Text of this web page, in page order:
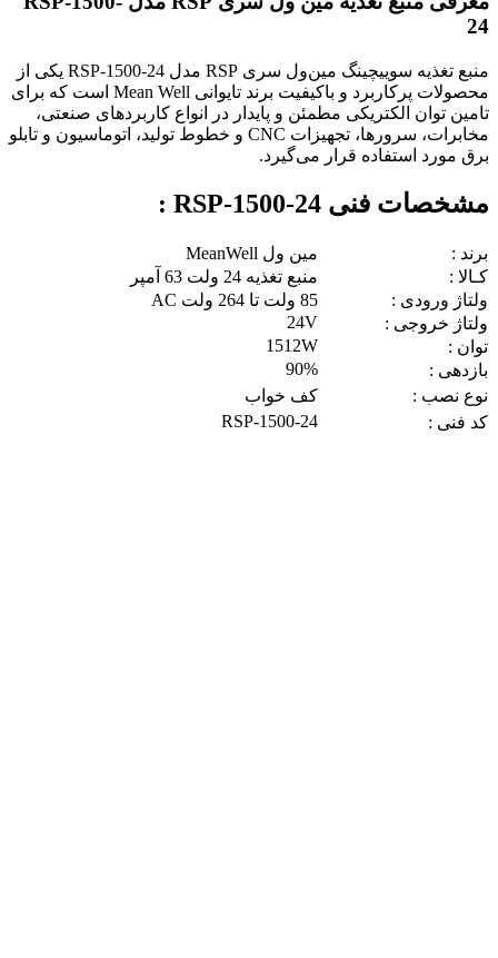
24
منبع تغذیه سوییچینگ مین‌ول سری RSP مدل RSP-1500-24 یکی از
محصولات پرکاربرد و باکیفیت برند تایوانی Mean Well است که برای
تامین توان الکتریکی مطمئن و پایدار در انواع کاربردهای صنعتی،
مخابرات، سرورها، تجهیزات CNC و خطوط تولید، اتوماسیون و تابلو
برق مورد استفاده قرار می‌گیرد.
مشخصات فنی RSP-1500-24 :
برند :
مین ول MeanWell
کـالا :
منبع تغذیه 24 ولت 63 آمپر
ولتاژ ورودی :
85 ولت تا 264 ولت AC
ولتاژ خروجی :
24V
توان :
1512W
بازدهی :
90%
نوع نصب :
کف خواب
کد فنی :
RSP-1500-24